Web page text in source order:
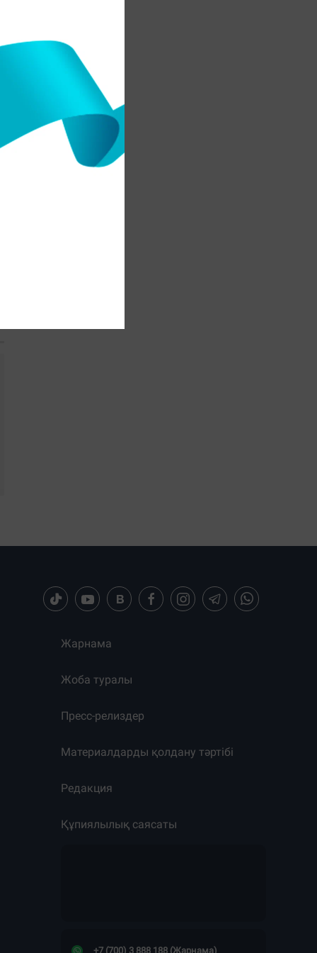
Жарнама
Жоба туралы
Пресс-релиздер
Материалдарды қолдану тәртібі
Редакция
Құпиялылық саясаты
+7 (700) 3 888 188 (Жарнама)